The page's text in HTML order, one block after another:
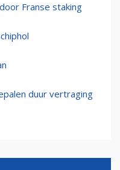
Franse staking
duur vertraging